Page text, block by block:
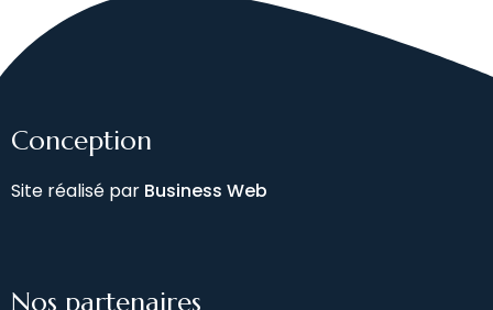
Conception
Site réalisé par Business Web
Nos partenaires